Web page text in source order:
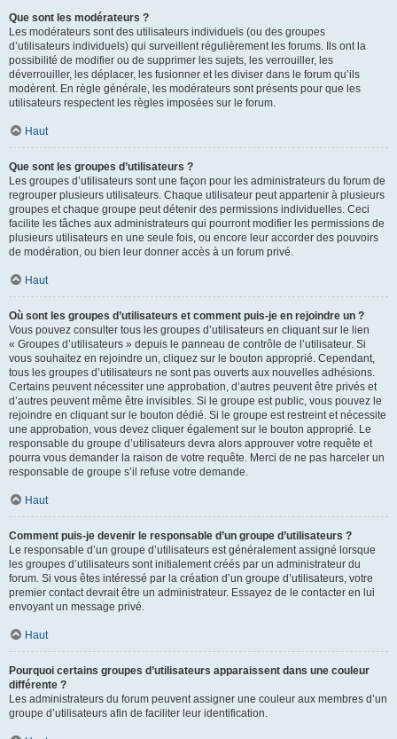
Que sont les modérateurs ?
Les modérateurs sont des utilisateurs individuels (ou des groupes
d’utilisateurs individuels) qui surveillent régulièrement les forums. Ils ont la
possibilité de modifier ou de supprimer les sujets, les verrouiller, les
déverrouiller, les déplacer, les fusionner et les diviser dans le forum qu’ils
modèrent. En règle générale, les modérateurs sont présents pour que les
utilisateurs respectent les règles imposées sur le forum.
Haut
Que sont les groupes d’utilisateurs ?
Les groupes d’utilisateurs sont une façon pour les administrateurs du forum de
regrouper plusieurs utilisateurs. Chaque utilisateur peut appartenir à plusieurs
groupes et chaque groupe peut détenir des permissions individuelles. Ceci
facilite les tâches aux administrateurs qui pourront modifier les permissions de
plusieurs utilisateurs en une seule fois, ou encore leur accorder des pouvoirs
de modération, ou bien leur donner accès à un forum privé.
Haut
Où sont les groupes d’utilisateurs et comment puis-je en rejoindre un ?
Vous pouvez consulter tous les groupes d’utilisateurs en cliquant sur le lien
« Groupes d’utilisateurs » depuis le panneau de contrôle de l’utilisateur. Si
vous souhaitez en rejoindre un, cliquez sur le bouton approprié. Cependant,
tous les groupes d’utilisateurs ne sont pas ouverts aux nouvelles adhésions.
Certains peuvent nécessiter une approbation, d’autres peuvent être privés et
d’autres peuvent même être invisibles. Si le groupe est public, vous pouvez le
rejoindre en cliquant sur le bouton dédié. Si le groupe est restreint et nécessite
une approbation, vous devez cliquer également sur le bouton approprié. Le
responsable du groupe d’utilisateurs devra alors approuver votre requête et
pourra vous demander la raison de votre requête. Merci de ne pas harceler un
responsable de groupe s’il refuse votre demande.
Haut
Comment puis-je devenir le responsable d’un groupe d’utilisateurs ?
Le responsable d’un groupe d’utilisateurs est généralement assigné lorsque
les groupes d’utilisateurs sont initialement créés par un administrateur du
forum. Si vous êtes intéressé par la création d’un groupe d’utilisateurs, votre
premier contact devrait être un administrateur. Essayez de le contacter en lui
envoyant un message privé.
Haut
Pourquoi certains groupes d’utilisateurs apparaissent dans une couleur
différente ?
Les administrateurs du forum peuvent assigner une couleur aux membres d’un
groupe d’utilisateurs afin de faciliter leur identification.